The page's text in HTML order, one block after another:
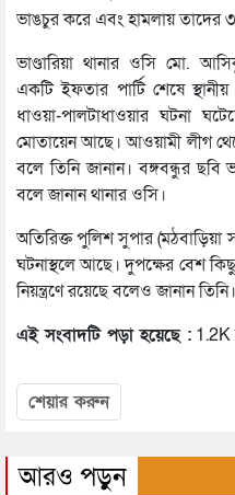
ভাঙচুর করে এবং হামলায় তাদের
ভাণ্ডারিয়া থানার ওসি মো.
একটি ইফতার পার্টি শেষে
ধাওয়া-পালটাধাওয়ার ঘটনা
মোতায়েন আছে। আওয়ামী লীগ
বলে তিনি জানান। বঙ্গবন্ধুর ছবি
বলে জানান থানার ওসি।
অতিরিক্ত পুলিশ সুপার (মঠবাড়িয়া
ঘটনাস্থলে আছে। দুপক্ষের বেশ
নিয়ন্ত্রণে রয়েছে বলেও জানান তিনি।
এই সংবাদটি পড়া হয়েছে : 1.2K
শেয়ার করুন
আরও পড়ুন